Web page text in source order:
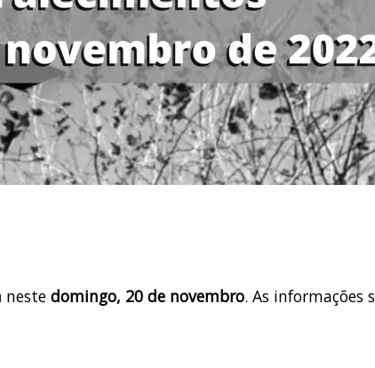
neste domingo, 20 de novembro. As informações